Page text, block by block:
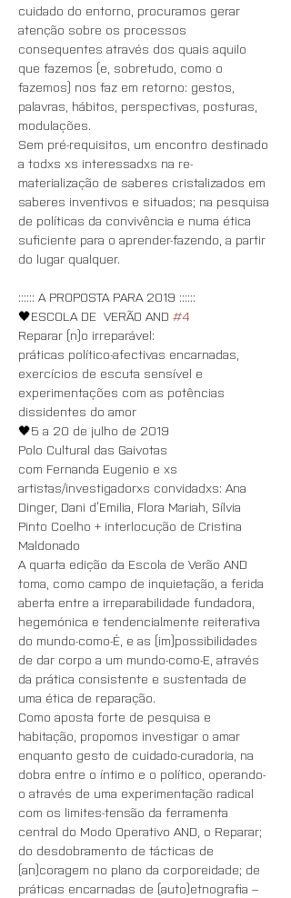
cuidado do entorno, procuramos gerar
atenção sobre os processos
consequentes através dos quais aquilo
que fazemos (e, sobretudo, como o
fazemos) nos faz em retorno: gestos,
palavras, hábitos, perspectivas, posturas,
modulações.
Sem pré-requisitos, um encontro destinado
a todxs xs interessadxs na re-
materialização de saberes cristalizados em
saberes inventivos e situados; na pesquisa
de políticas da convivência e numa ética
suficiente para o aprender-fazendo, a partir
do lugar qualquer.
:::::: A PROPOSTA PARA 2019 ::::::
🖤ESCOLA DE  VERÃO AND #4
Reparar (n)o irreparável:
práticas político-afectivas encarnadas,
exercícios de escuta sensível e
experimentações com as potências
dissidentes do amor
🖤5 a 20 de julho de 2019
Polo Cultural das Gaivotas
com Fernanda Eugenio e xs
artistas/investigadorxs convidadxs: Ana
Dinger, Dani d’Emilia, Flora Mariah, Sílvia
Pinto Coelho + interlocução de Cristina
Maldonado
A quarta edição da Escola de Verão AND
toma, como campo de inquietação, a ferida
aberta entre a irreparabilidade fundadora,
hegemónica e tendencialmente reiterativa
do mundo-como-É, e as (im)possibilidades
de dar corpo a um mundo-como-E, através
da prática consistente e sustentada de
uma ética de reparação.
Como aposta forte de pesquisa e
habitação, propomos investigar o amar
enquanto gesto de cuidado-curadoria, na
dobra entre o íntimo e o político, operando-
o através de uma experimentação radical
com os limites-tensão da ferramenta
central do Modo Operativo AND, o Reparar;
do desdobramento de tácticas de
(an)coragem no plano da corporeidade; de
práticas encarnadas de (auto)etnografia –